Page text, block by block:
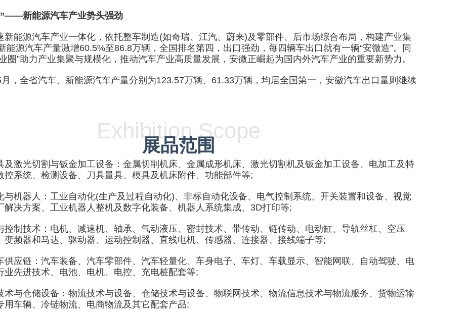
新能源汽车产业势头强劲
源汽车产业一体化，依托整车制造(如奇瑞、江汽、蔚来)及零部件、后市场综合布局，构建产业集
能源汽车产量激增60.5%至86.8万辆，全国排名第四，出口强劲，每四辆车出口就有一辆“安微造”。同
圈”助力产业集聚与规模化，推动汽车产业高质量发展，安微正崛起为国内外汽车产业的重要新势力。
全省汽车、新能源汽车产量分别为123.57万辆、61.33万辆，均居全国第一，安徽汽车出口量则继续
Exhibition Scope
展品范围
光切割与钣金加工设备：金属切削机床、金属成形机床、激光切割机及钣金加工设备、电加工及特
控系统、检测设备、刀具量具、模具及机床附件、功能部件等;
器人：工业自动化(生产及过程自动化)、非标自动化设备、电气控制系统、开关装置和设备、视觉
解决方案、工业机器人整机及数字化装备、机器人系统集成、3D打印等;
技术：电机、减速机、轴承、气动液压、密封技术、带传动、链传动、电动缸、导轨丝杠、空压
变频器和马达、驱动器、运动控制器、直线电机、传感器、连接器、接线端子等;
链：汽车装备、汽车零部件、汽车轻量化、车身电子、车灯、车载显示、智能网联、自动驾驶、电
业先进技术、电池、电机、电控、充电桩配套等;
仓储设备：物流技术与设备、仓储技术与设备、物联网技术、物流信息技术与物流服务、货物运输
用车辆、冷链物流、电商物流及其它配套产品;